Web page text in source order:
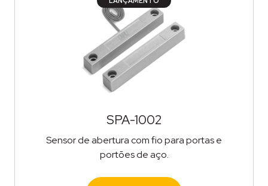
SPA-1002
Sensor de abertura com fio para portas e
portões de aço.